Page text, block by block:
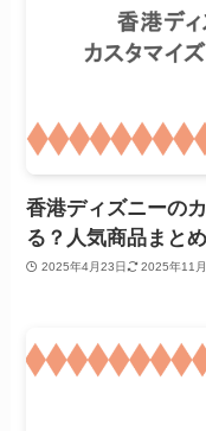
香港ディズニーの
る？人気商品まとめ
2025年4月23日 2025年11